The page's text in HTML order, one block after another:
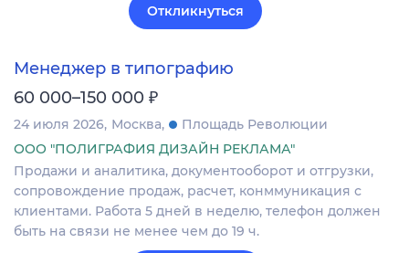
Откликнуться
Менеджер в типографию
60 000–150 000 ₽
24 июля 2026 Москва
Площадь Революции
ООО "ПОЛИГРАФИЯ ДИЗАЙН РЕКЛАМА"
Продажи и аналитика, документооборот и отгрузки,
сопровождение продаж, расчет, конммуникация с
клиентами. Работа 5 дней в неделю, телефон должен
быть на связи не менее чем до 19 ч.